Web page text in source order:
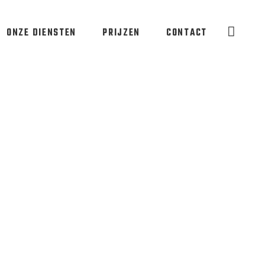
ONZE DIENSTEN PRIJZEN CONTACT